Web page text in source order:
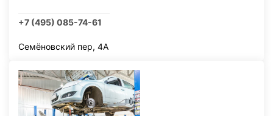
+7 (495) 085-74-61
Семёновский пер, 4А